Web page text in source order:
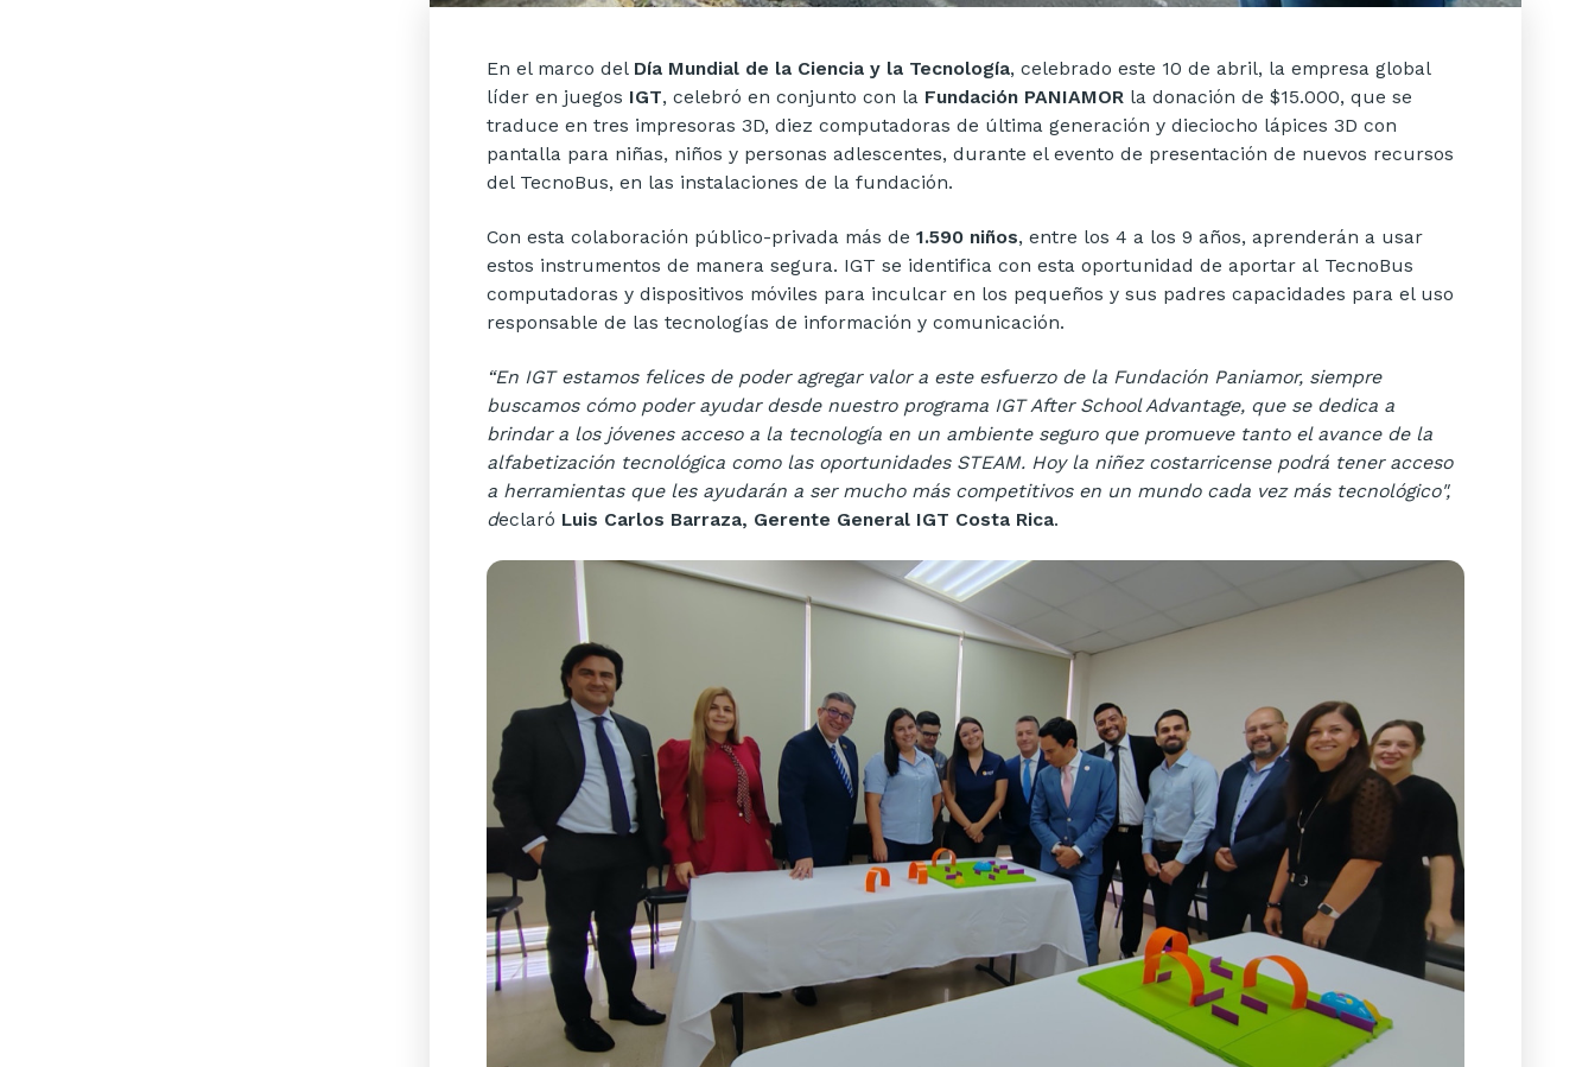
En el marco del Día Mundial de la Ciencia y la Tecnología, celebrado este 10 de abril, la empresa global
líder en juegos IGT, celebró en conjunto con la Fundación PANIAMOR la donación de $15.000, que se
traduce en tres impresoras 3D, diez computadoras de última generación y dieciocho lápices 3D con
pantalla para niñas, niños y personas adlescentes, durante el evento de presentación de nuevos recursos
del TecnoBus, en las instalaciones de la fundación.
Con esta colaboración público-privada más de 1.590 niños, entre los 4 a los 9 años, aprenderán a usar
estos instrumentos de manera segura. IGT se identifica con esta oportunidad de aportar al TecnoBus
computadoras y dispositivos móviles para inculcar en los pequeños y sus padres capacidades para el uso
responsable de las tecnologías de información y comunicación.
“En IGT estamos felices de poder agregar valor a este esfuerzo de la Fundación Paniamor, siempre
buscamos cómo poder ayudar desde nuestro programa IGT After School Advantage, que se dedica a
brindar a los jóvenes acceso a la tecnología en un ambiente seguro que promueve tanto el avance de la
alfabetización tecnológica como las oportunidades STEAM. Hoy la niñez costarricense podrá tener acceso
a herramientas que les ayudarán a ser mucho más competitivos en un mundo cada vez más tecnológico",
declaró Luis Carlos Barraza, Gerente General IGT Costa Rica.